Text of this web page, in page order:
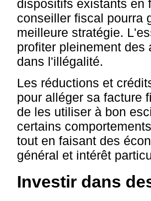
dispositifs existants en
conseiller fiscal pourra
meilleure stratégie.
profiter pleinement
dans l'illégalité.
Les réductions et
pour alléger sa facture
de les utiliser à bon
certains
tout en faisant des
général et intérêt
Investir dans